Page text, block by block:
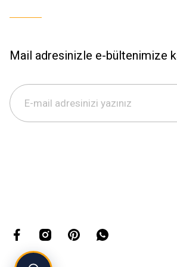
Mail adresinizle e-bültenimize